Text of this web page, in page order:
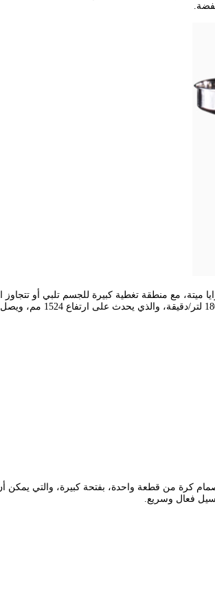
دش دوار 360 درجة، بدون زوايا ميتة، مع منطقة تغطية كبيرة للجسم
كرة من قطعة واحدة، بفتحة كبيرة، والتي يمكن